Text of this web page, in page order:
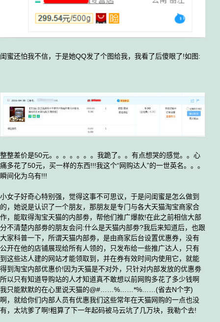
闺蜜还怕我不信，于是她QQ发了个图给我，我看了后傻眼了!如图:
整整差价是50元。。。。。。。我跪了。。有点想哭的感觉。。心
痛多花了50元，买一样的东西!!!我这个“网购达人”的一世英名。。。
瞬间化为乌有!!!
小女子好奇心特别强，觉得这事不可思议，于是问闺蜜是怎么做到
的，她说是认识了一个朋友，那朋友是专门与各大天猫淘宝商家合
作，能取得淘宝天猫的内部劵，帮他们推广爆款!在此之前相信大部
分不清楚内部劵的朋友会问:什么是天猫内部劵?我后来知道后，也跟
大家科普一下，所谓天猫内部劵，是由商家后台设置优惠券，没有
公开在他的店铺展现给所有人领的，只发布给一些推广达人，只有
到这些达人建的网站才能领取到，并在券有效时间内使用它，就能
得到淘宝内部优惠价!因为天猫是不对外，只针对内部发放的优惠劵
所以只有知道导购站的人才知道真不敢想以前网购多花了多少钱啊
我只能默默的在心里说天猫的@#……%……*%……(省去N个字)
啊，就给你们内部人员有优惠我们这些常年在天猫网购的一点也没
有，太坑爹了啊!粗算了下一年起码被马云坑了几万块，我勒个去!